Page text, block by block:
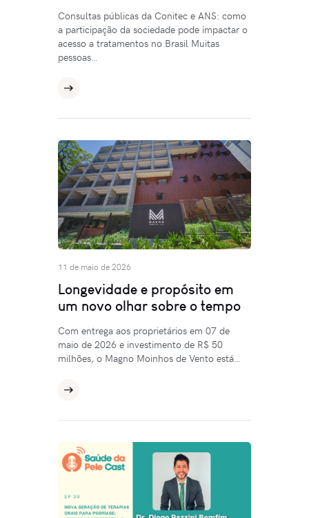
Consultas públicas da Conitec e ANS: como
a participação da sociedade pode impactar o
acesso a tratamentos no Brasil Muitas
pessoas…
11 de maio de 2026
Longevidade e propósito em
um novo olhar sobre o tempo
Com entrega aos proprietários em 07 de
maio de 2026 e investimento de R$ 50
milhões, o Magno Moinhos de Vento está…